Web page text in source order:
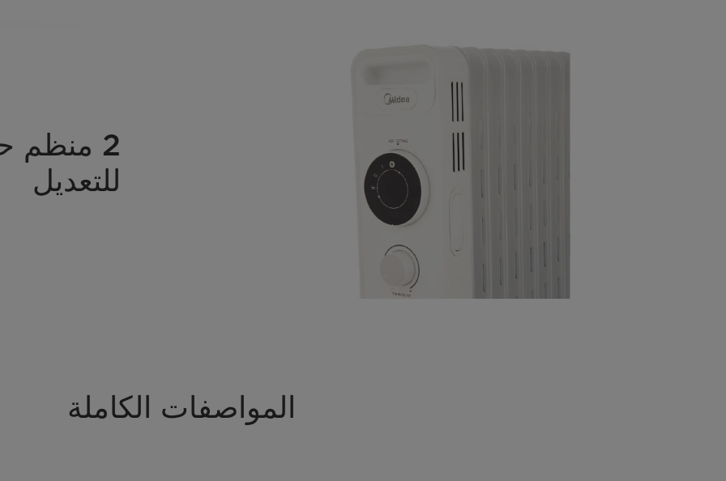
2 منظم
للتعديل
المواصفات الكاملة